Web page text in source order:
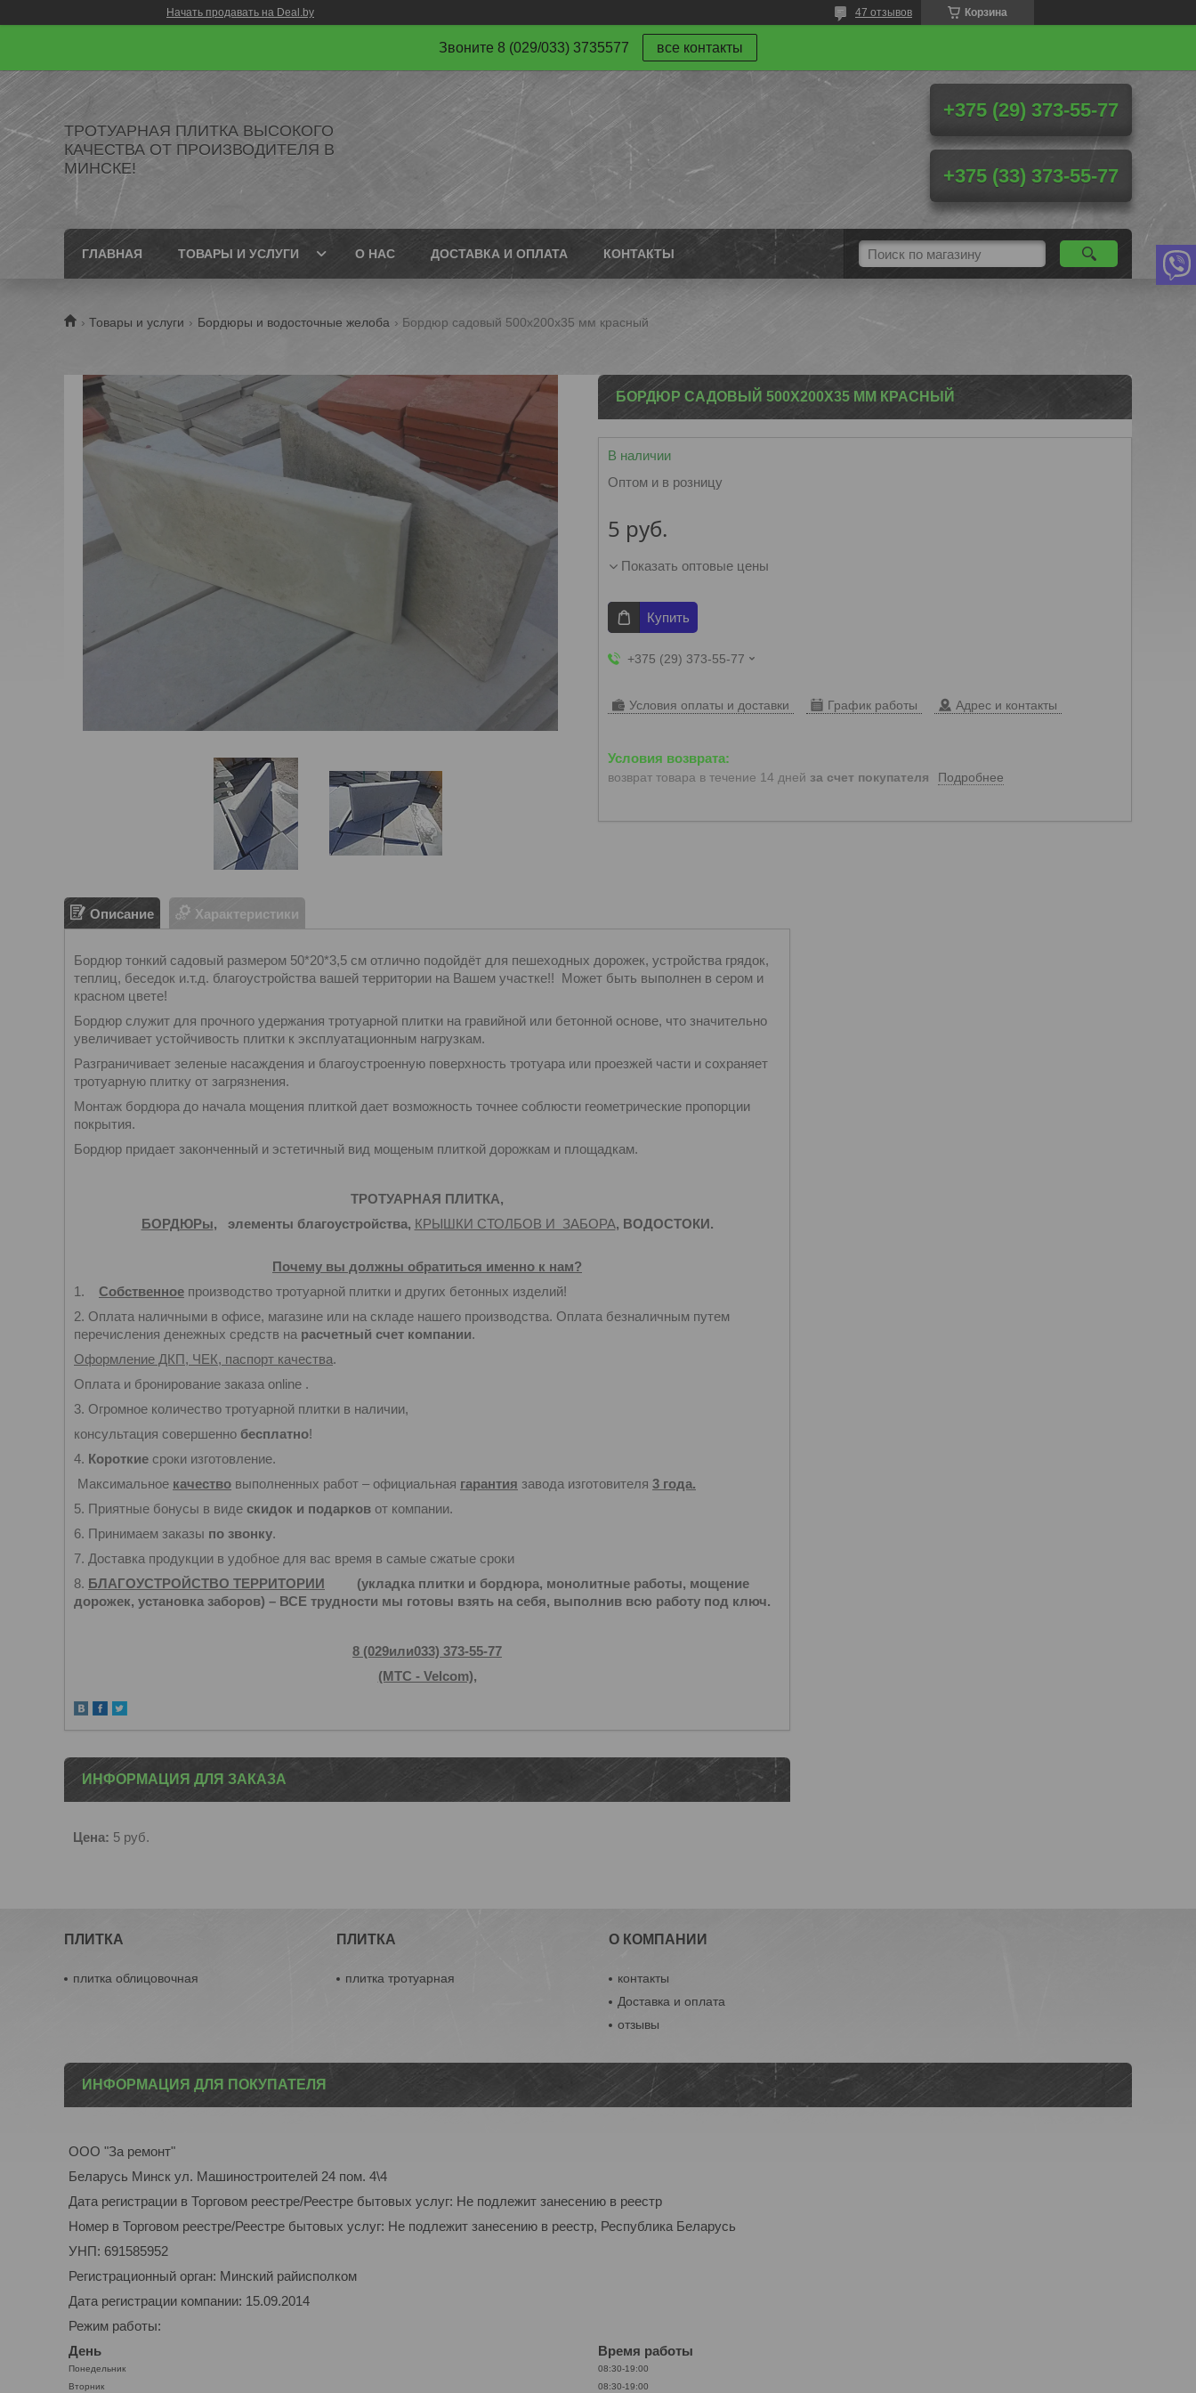
Начать продавать на Deal.by Корзина
47 отзывов
Звоните 8 (029/033) 3735577 все контакты
ТРОТУАРНАЯ ПЛИТКА ВЫСОКОГО
КАЧЕСТВА ОТ ПРОИЗВОДИТЕЛЯ В
МИНСКЕ!
+375 (29) 373-55-77
+375 (33) 373-55-77
ГЛАВНАЯ ТОВАРЫ И УСЛУГИ О НАС ДОСТАВКА И ОПЛАТА КОНТАКТЫ
Товары и услуги Бордюры и водосточные желоба Бордюр садовый 500х200х35 мм красный
БОРДЮР САДОВЫЙ 500Х200Х35 ММ КРАСНЫЙ
В наличии
Оптом и в розницу
5 руб.
Показать оптовые цены
Купить
+375 (29) 373-55-77
Условия оплаты и доставки График работы Адрес и контакты
возврат товара в течение 14 дней за счет покупателя Подробнее
Описание Характеристики
Бордюр тонкий садовый размером 50*20*3,5 см отлично подойдёт для пешеходных дорожек, устройства грядок,
теплиц, беседок и.т.д. благоустройства вашей территории на Вашем участке!! Может быть выполнен в сером и
красном цвете!
Бордюр служит для прочного удержания тротуарной плитки на гравийной или бетонной основе, что значительно
увеличивает устойчивость плитки к эксплуатационным нагрузкам.
Разграничивает зеленые насаждения и благоустроенную поверхность тротуара или проезжей части и сохраняет
тротуарную плитку от загрязнения.
Монтаж бордюра до начала мощения плиткой дает возможность точнее соблюсти геометрические пропорции
покрытия.
Бордюр придает законченный и эстетичный вид мощеным плиткой дорожкам и площадкам.
ТРОТУАРНАЯ ПЛИТКА,
БОРДЮРы, элементы благоустройства, КРЫШКИ СТОЛБОВ И ЗАБОРА, ВОДОСТОКИ.
Почему вы должны обратиться именно к нам?
1. Собственное производство тротуарной плитки и других бетонных изделий!
2. Оплата наличными в офисе, магазине или на складе нашего производства. Оплата безналичным путем
перечисления денежных средств на расчетный счет компании.
Оформление ДКП, ЧЕК, паспорт качества.
Оплата и бронирование заказа online .
3. Огромное количество тротуарной плитки в наличии,
консультация совершенно бесплатно!
4. Короткие сроки изготовление.
Максимальное качество выполненных работ – официальная гарантия завода изготовителя 3 года.
5. Приятные бонусы в виде скидок и подарков от компании.
6. Принимаем заказы по звонку.
7. Доставка продукции в удобное для вас время в самые сжатые сроки
8. БЛАГОУСТРОЙСТВО ТЕРРИТОРИИ (укладка плитки и бордюра, монолитные работы, мощение
дорожек, установка заборов) – ВСЕ трудности мы готовы взять на себя, выполнив всю работу под ключ.
8 (029или033) 373-55-77
(МТС - Velcom),
ИНФОРМАЦИЯ ДЛЯ ЗАКАЗА
Цена: 5 руб.
ПЛИТКА
плитка облицовочная
ПЛИТКА
плитка тротуарная
О КОМПАНИИ
контакты
Доставка и оплата
отзывы
ИНФОРМАЦИЯ ДЛЯ ПОКУПАТЕЛЯ
ООО "За ремонт"
Беларусь Минск ул. Машиностроителей 24 пом. 4\4
Дата регистрации в Торговом реестре/Реестре бытовых услуг: Не подлежит занесению в реестр
Номер в Торговом реестре/Реестре бытовых услуг: Не подлежит занесению в реестр, Республика Беларусь
УНП: 691585952
Регистрационный орган: Минский райисполком
Дата регистрации компании: 15.09.2014
Режим работы:
День
Время работы
Понедельник
08:30-19:00
Вторник
08:30-19:00